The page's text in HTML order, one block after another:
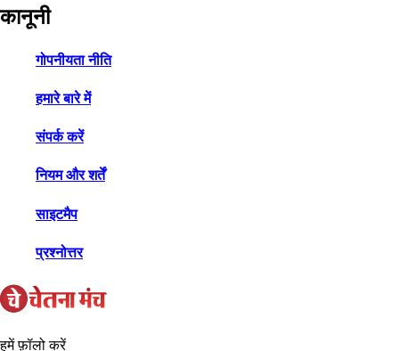
कानूनी
गोपनीयता नीति
हमारे बारे में
संपर्क करें
नियम और शर्तें
साइटमैप
प्रश्नोत्तर
हमें फ़ॉलो करें